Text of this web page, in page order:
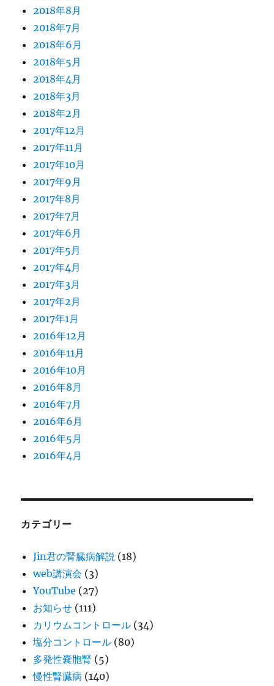
2018年8月
2018年7月
2018年6月
2018年5月
2018年4月
2018年3月
2018年2月
2017年12月
2017年11月
2017年10月
2017年9月
2017年8月
2017年7月
2017年6月
2017年5月
2017年4月
2017年3月
2017年2月
2017年1月
2016年12月
2016年11月
2016年10月
2016年8月
2016年7月
2016年6月
2016年5月
2016年4月
カテゴリー
Jin君の腎臓病解説 (18)
web講演会 (3)
YouTube (27)
お知らせ (111)
カリウムコントロール (34)
塩分コントロール (80)
多発性嚢胞腎 (5)
慢性腎臓病 (140)